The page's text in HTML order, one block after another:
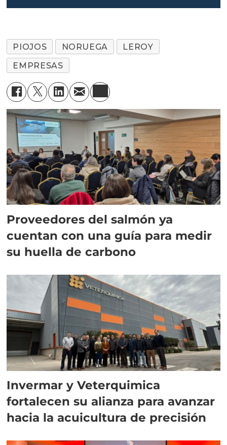
PIOJOS NORUEGA
LEROY
EMPRESAS
Proveedores del salmón ya
cuentan con una guía para medir
su huella de carbono
Invermar y Veterquimica
fortalecen su alianza para avanzar
hacia la acuicultura de precisión